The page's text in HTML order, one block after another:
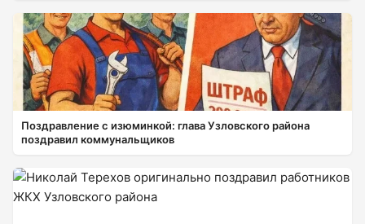
Поздравление с изюминкой: глава Узловского района
поздравил коммунальщиков